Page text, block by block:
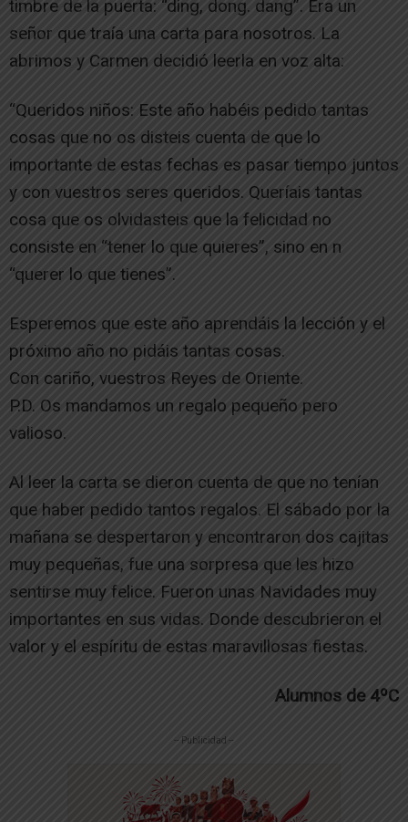
timbre de la puerta: “ding, dong. dang”. Era un
señor que traía una carta para nosotros. La
abrimos y Carmen decidió leerla en voz alta:
“Queridos niños: Este año habéis pedido tantas
cosas que no os disteis cuenta de que lo
importante de estas fechas es pasar tiempo juntos
y con vuestros seres queridos. Queríais tantas
cosa que os olvidasteis que la felicidad no
consiste en “tener lo que quieres”, sino en n
“querer lo que tienes”.
Esperemos que este año aprendáis la lección y el
próximo año no pidáis tantas cosas.
Con cariño, vuestros Reyes de Oriente.
P.D. Os mandamos un regalo pequeño pero
valioso.
Al leer la carta se dieron cuenta de que no tenían
que haber pedido tantos regalos. El sábado por la
mañana se despertaron y encontraron dos cajitas
muy pequeñas, fue una sorpresa que les hizo
sentirse muy felice. Fueron unas Navidades muy
importantes en sus vidas. Donde descubrieron el
valor y el espíritu de estas maravillosas fiestas.
Alumnos de 4ºC
-- Publicidad --